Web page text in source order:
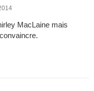
MacLaine mais